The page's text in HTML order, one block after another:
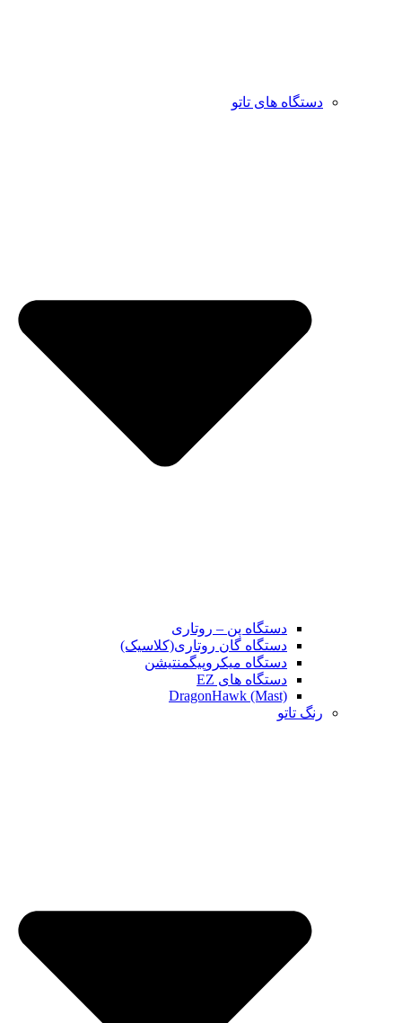
دستگاه های تاتو
دستگاه پن – روتاری
دستگاه گان روتاری(کلاسیک)
دستگاه میکروپیگمنتیشن
دستگاه های EZ
DragonHawk (Mast)
رنگ تاتو